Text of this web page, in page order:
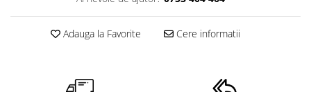
Adauga la Favorite Cere informatii